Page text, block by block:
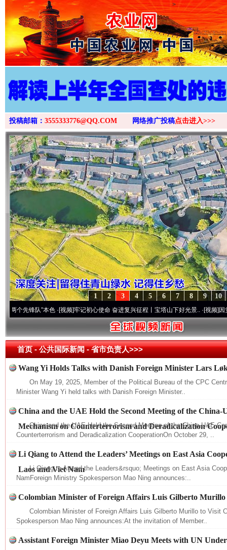
>
投稿邮箱： 3555333776@QQ.COM 网络推广投稿点击进入>>>
10
9
8
7
6
5
4
3
2
1
锋队”本色·[视频]牢记初心使命 奋进复兴征程丨宝塔山下好光景..·[视频]因党而生
首页- 公共国际新闻 -省市负责人>>>
Wang Yi Holds Talks with Danish Foreign Minister Lars
On May 19, 2025, Member of the Political Bureau of the CPC
Minister Wang Yi held talks with Danish Foreign Minister..
China and the UAE Hold the Second Meeting of the China-
Mechanism on Counterterrorism and Deradicalization
China and the UAE Hold the Second Meeting of the China-UAE
Counterterrorism and Deradicalization CooperationOn October 29, ..
Li Qiang to Attend the Leaders’ Meetings on East Asia
Laos and Viet Nam
Li Qiang to Attend the Leaders&rsquo; Meetings on East Asia
NamForeign Ministry Spokesperson Mao Ning announces:..
Colombian Minister of Foreign Affairs Luis Gilberto
Colombian Minister of Foreign Affairs Luis Gilberto Murillo to Visit
Spokesperson Mao Ning announces:At the invitation of Member..
Assistant Foreign Minister Miao Deyu Meets with UN